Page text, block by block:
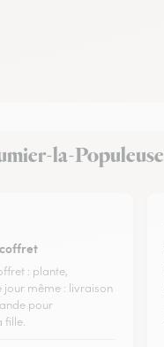
la-Populeuse
: plante,
jour même : livraison
pour
fille.